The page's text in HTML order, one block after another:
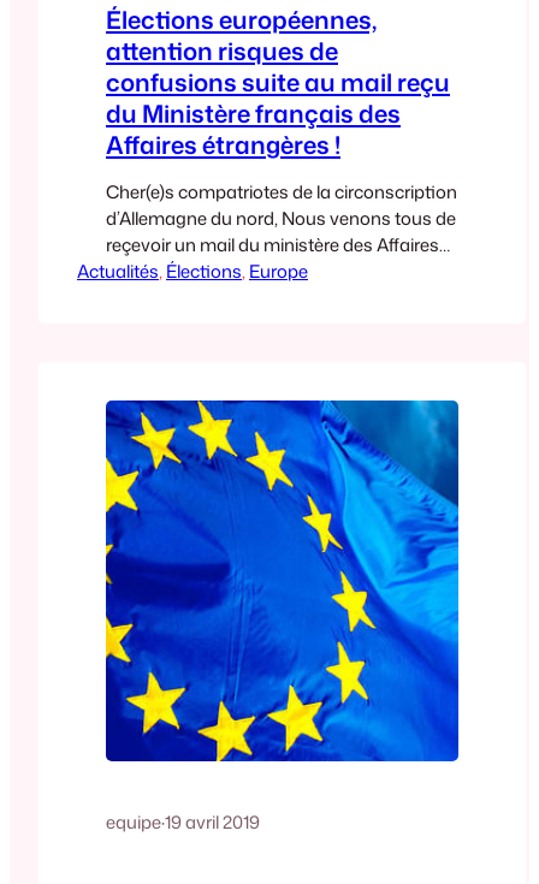
Élections européennes,
attention risques de
confusions suite au mail reçu
du Ministère français des
Affaires étrangères !
Cher(e)s compatriotes de la circonscription
d’Allemagne du nord, Nous venons tous de
reçevoir un mail du ministère des Affaires
étrangères nous encourageant à nous
Allemands ». Cette communication du
MEAE ne distingue pas…
Actualités, Élections, Europe
equipe·19 avril 2019